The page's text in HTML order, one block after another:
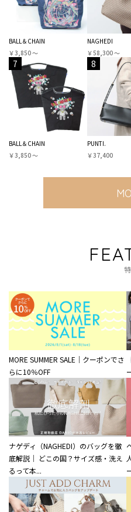
BALL＆CHAIN
￥3,850 〜
NAGHEDI
￥58,300 〜
7
BALL＆CHAIN
￥3,850 〜
8
PUNTI.
￥37,400
MORE SUMMER SALE｜クーポンでさ
らに10％OFF
ナゲディ（NAGHEDI）のバッグを徹
底解説｜ どこの国？サイズ感・洗え
るって本...